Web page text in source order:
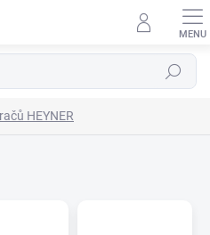
Hledat
HEYNER